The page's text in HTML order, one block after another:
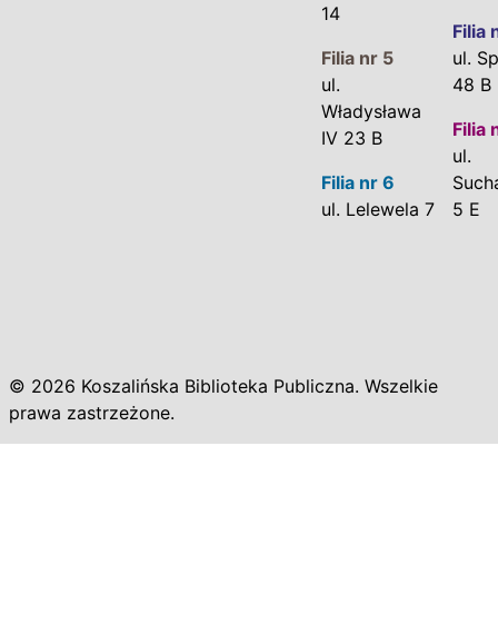
14
Filia nr 5
ul.
Władysława
IV 23 B
Filia nr 6
ul. Lelewela 7
Filia
ul.
48 B
Filia
ul.
5 E
© 2026 Koszalińska Biblioteka Publiczna. Wszelkie
prawa zastrzeżone.